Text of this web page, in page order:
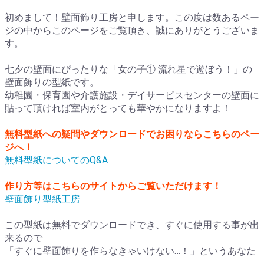
初めまして！壁面飾り工房と申します。この度は数あるペー
ジの中からこのページをご覧頂き、誠にありがとうございま
す。
七夕の壁面にぴったりな「女の子① 流れ星で遊ぼう！」の
壁面飾りの型紙です。
幼稚園・保育園や介護施設・デイサービスセンターの壁面に
貼って頂ければ室内がとっても華やかになりますよ！
無料型紙への疑問やダウンロードでお困りならこちらのペー
ジへ！
無料型紙についてのQ&A
作り方等はこちらのサイトからご覧いただけます！
壁面飾り型紙工房
この型紙は無料でダウンロードでき、すぐに使用する事が出
来るので
「すぐに壁面飾りを作らなきゃいけない…！」というあなた